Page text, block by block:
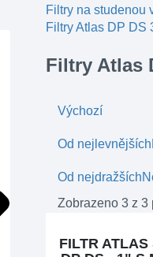
Filtry na studenou
Filtry Atlas DP DS
Filtry Atlas
Výchozí
Od nejlevnějších
Od nejdražších
Zobrazeno 3 z 3
FILTR